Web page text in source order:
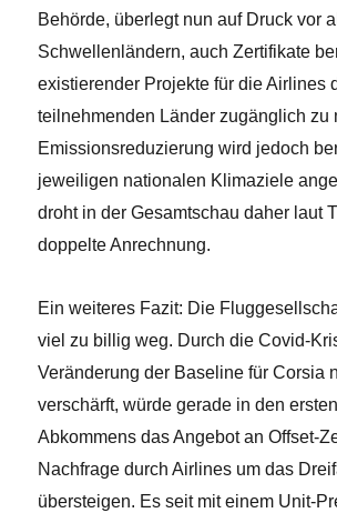
Behörde, überlegt nun auf Druck vor
Schwellenländern, auch Zertifikate
existierender Projekte für die Airlines
teilnehmenden Länder zugänglich zu
Emissionsreduzierung wird jedoch
jeweiligen nationalen Klimaziele
droht in der Gesamtschau daher laut
doppelte Anrechnung.
Ein weiteres Fazit: Die
viel zu billig weg. Durch die Covid-
Veränderung der Baseline für Corsia
verschärft, würde gerade in den
Abkommens das Angebot an Offset-
Nachfrage durch Airlines um das
übersteigen. Es seit mit einem Unit-